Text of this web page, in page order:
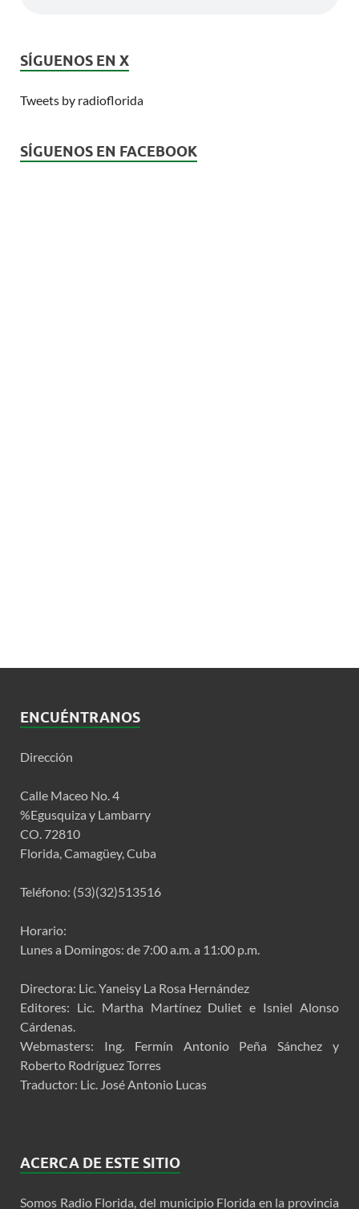
SÍGUENOS EN X
Tweets by radioflorida
SÍGUENOS EN FACEBOOK
ENCUÉNTRANOS
Dirección
Calle Maceo No. 4
%Egusquiza y Lambarry
CO. 72810
Florida, Camagüey, Cuba
Teléfono: (53)(32)513516
Horario:
Lunes a Domingos: de 7:00 a.m. a 11:00 p.m.
Directora: Lic. Yaneisy La Rosa Hernández
Editores: Lic. Martha Martínez Duliet e Isniel Alonso
Cárdenas.
Webmasters: Ing. Fermín Antonio Peña Sánchez y
Roberto Rodríguez Torres
Traductor: Lic. José Antonio Lucas
ACERCA DE ESTE SITIO
Somos Radio Florida, del municipio Florida en la provincia